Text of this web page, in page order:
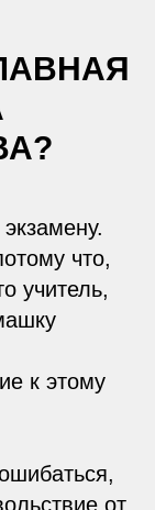
что,
учитель,
к этому
от